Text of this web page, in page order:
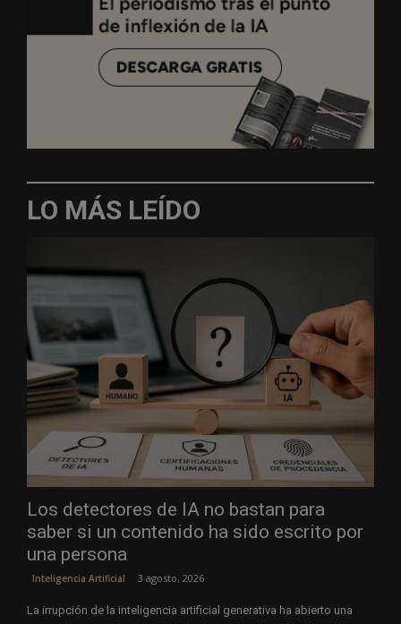
LO MÁS LEÍDO
Los detectores de IA no bastan para
saber si un contenido ha sido escrito por
una persona
Inteligencia Artificial 3 agosto, 2026
La irrupción de la inteligencia artificial generativa ha abierto una